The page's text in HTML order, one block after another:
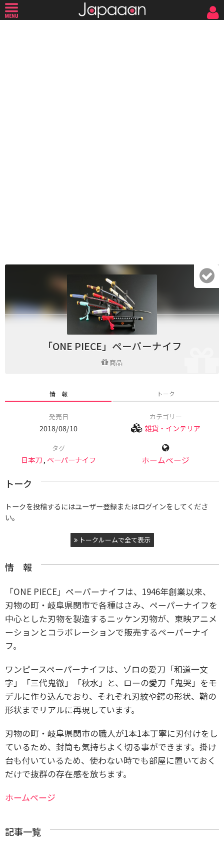
「ONE PIECE」ペーパーナイフ
商品
情 報 トーク
発売日
2018/08/10
カテゴリー
雑貨・インテリア
タグ
日本刀, ペーパーナイフ ホームページ
トーク
トークを投稿するにはユーザー登録またはログインをしてくださ
い。
トークルームで全て表示
情 報
「ONE PIECE」ペーパーナイフは、1946年創業以来、
刃物の町・岐阜県関市で各種はさみ、ペーパーナイフを
中心とした刃物を製造するニッケン刃物が、東映アニメ
ーションとコラボレーションで販売するペーパーナイ
フ。
ワンピースペーパーナイフは、ゾロの愛刀「和道一文
字」「三代鬼徹」「秋水」と、ローの愛刀「鬼哭」をモ
デルに作り込んでおり、それぞれ刃紋や鍔の形状、鞘の
形状までリアルに再現しています。
刃物の町・岐阜県関市の職人が1本1本丁寧に刃付けをし
ているため、封筒も気持ちよく切る事ができます。 掛け
台も付いているため、使わない時でも部屋に置いておく
だけで抜群の存在感を放ちます。
ホームページ
記事一覧